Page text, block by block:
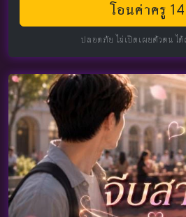
โอนค่าครู
ปลอดภัย ไม่เปิดเผยตัวตน ได้